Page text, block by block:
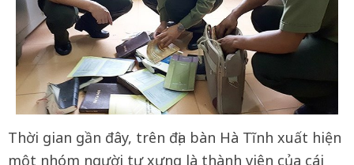
Thời gian gần đây, trên địa bàn Hà Tĩnh xuất hiện
một nhóm người tự xưng là thành viên của cái